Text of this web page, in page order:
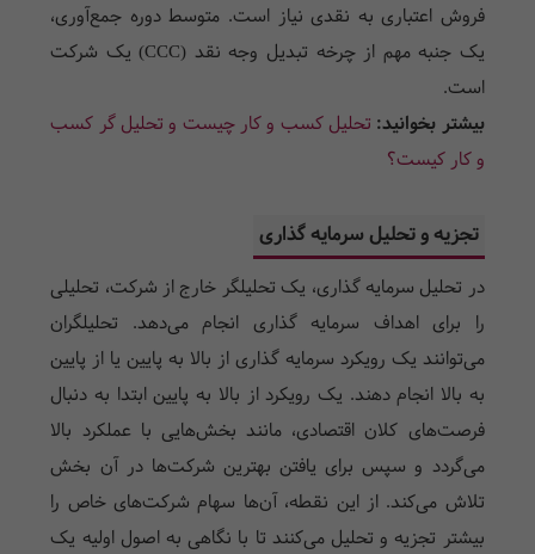
فروش اعتباری به نقدی نیاز است. متوسط دوره جمع‌آوری،
یک جنبه مهم از چرخه تبدیل وجه نقد (CCC) یک شرکت
است.
بیشتر بخوانید: تحلیل کسب و کار چیست و تحلیل گر کسب
و کار کیست؟
تجزیه و تحلیل سرمایه گذاری
در تحلیل سرمایه گذاری، یک تحلیلگر خارج از شرکت، تحلیلی
را برای اهداف سرمایه گذاری انجام می‌دهد. تحلیلگران
می‌توانند یک رویکرد سرمایه گذاری از بالا به پایین یا از پایین
به بالا انجام دهند. یک رویکرد از بالا به پایین ابتدا به دنبال
فرصت‌های کلان اقتصادی، مانند بخش‌هایی با عملکرد بالا
می‌گردد و سپس برای یافتن بهترین شرکت‌ها در آن بخش
تلاش می‌کند. از این نقطه، آن‌ها سهام شرکت‌های خاص را
بیشتر تجزیه و تحلیل می‌کنند تا با نگاهی به اصول اولیه یک